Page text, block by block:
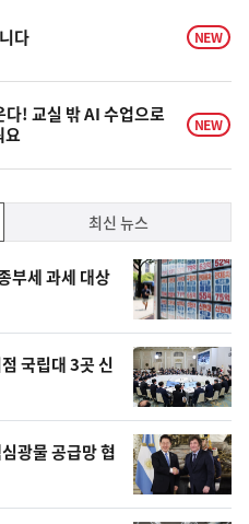
락
다 NEW
다! 교실 밖 AI 수업으로
요
NEW
최신 뉴스
부세 과세 대상
국립대 3곳 신
광물 공급망 협